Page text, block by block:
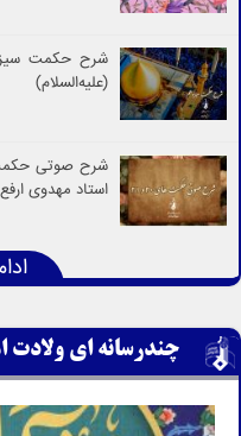
شرح حکمت
(علیه‌السلام)
شرح صوتی
استاد مهدوی ارفع
چندرسانه ای ولادت